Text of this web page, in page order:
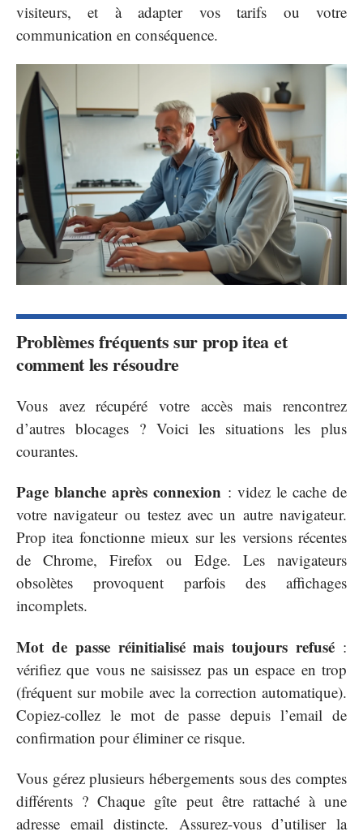
visiteurs, et à adapter vos tarifs ou votre
communication en conséquence.
Problèmes fréquents sur prop itea et
comment les résoudre
Vous avez récupéré votre accès mais rencontrez
d’autres blocages ? Voici les situations les plus
courantes.
Page blanche après connexion : videz le cache de
votre navigateur ou testez avec un autre navigateur.
Prop itea fonctionne mieux sur les versions récentes
de Chrome, Firefox ou Edge. Les navigateurs
obsolètes provoquent parfois des affichages
incomplets.
Mot de passe réinitialisé mais toujours refusé :
vérifiez que vous ne saisissez pas un espace en trop
(fréquent sur mobile avec la correction automatique).
Copiez-collez le mot de passe depuis l’email de
confirmation pour éliminer ce risque.
Vous gérez plusieurs hébergements sous des comptes
différents ? Chaque gîte peut être rattaché à une
adresse email distincte. Assurez-vous d’utiliser la